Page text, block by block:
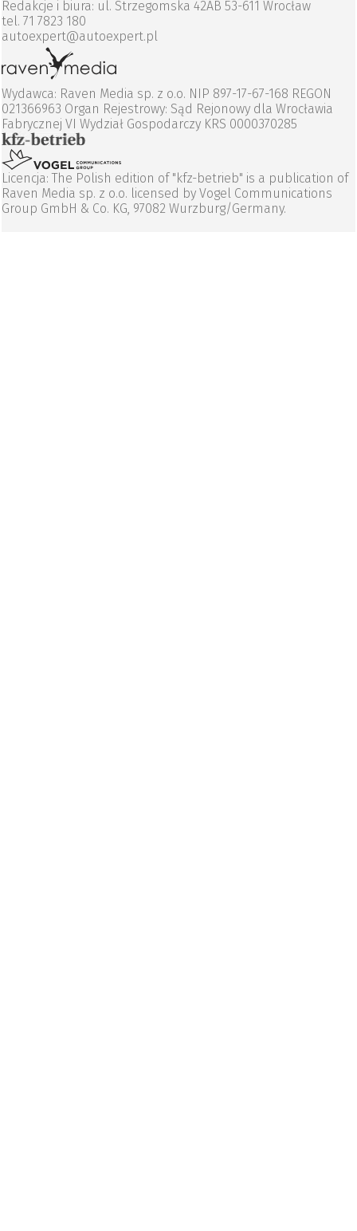
Redakcje i biura: ul. Strzegomska 42AB 53-611 Wrocław
tel. 71 7823 180
autoexpert@autoexpert.pl
Wydawca: Raven Media sp. z o.o. NIP 897-17-67-168 REGON
021366963 Organ Rejestrowy: Sąd Rejonowy dla Wrocławia
Fabrycznej VI Wydział Gospodarczy KRS 0000370285
Licencja: The Polish edition of "kfz-betrieb" is a publication of
Raven Media sp. z o.o. licensed by Vogel Communications
Group GmbH & Co. KG, 97082 Wurzburg/Germany.